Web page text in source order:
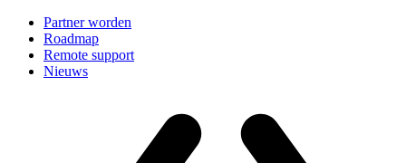
Partner worden
Roadmap
Remote support
Nieuws